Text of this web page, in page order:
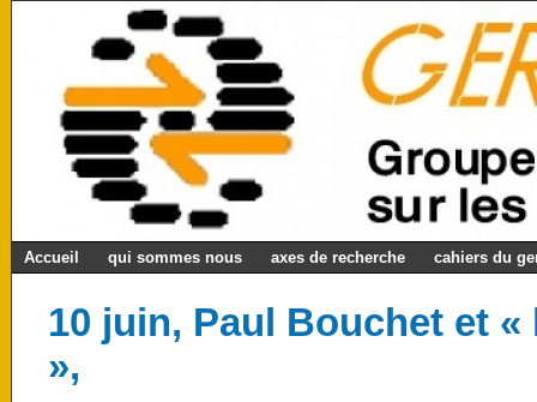
Accueil qui sommes nous axes de recherche cahiers du
10 juin, Paul Bouchet et «
»,